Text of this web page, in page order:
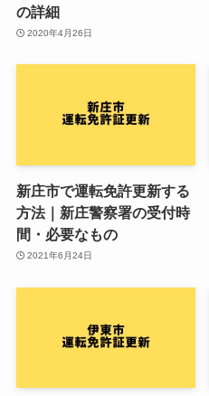
の詳細
2020年4月26日
新庄市で運転免許更新する
方法｜新庄警察署の受付時
間・必要なもの
2021年6月24日